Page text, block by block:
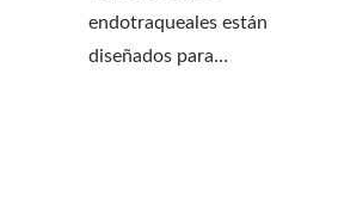
endotraqueales están
diseñados para